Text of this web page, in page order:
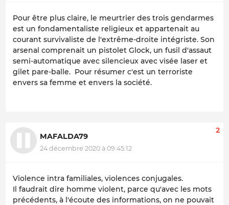
Pour être plus claire, le meurtrier des trois gendarmes
est un fondamentaliste religieux et appartenait au
courant survivaliste de l'extrême-droite intégriste. Son
arsenal comprenait un pistolet Glock, un fusil d'assaut
semi-automatique avec silencieux avec visée laser et
gilet pare-balle. Pour résumer c'est un terroriste
envers sa femme et envers la société.
MAFALDA79
24 décembre 2020 à 09:45:12
2
Violence intra familiales, violences conjugales.
Il faudrait dire homme violent, parce qu'avec les mots
précédents, à l'écoute des informations, on ne pouvait